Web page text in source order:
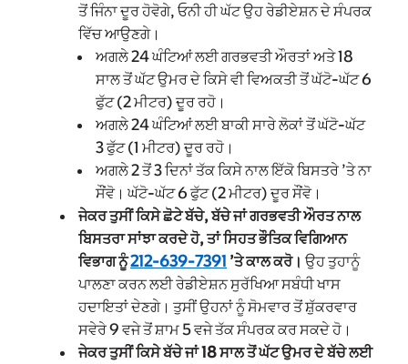
ਤੋਂ ਜਿੰਨਾ ਦੂਰ ਹੋਵੋਗੇ, ਓਨੀ ਹੀ ਘੱਟ ਉਹ ਰੇਡੀਏਸ਼ਨ ਦੇ ਸੰਪਰਕ
ਵਿੱਚ ਆਉਣਗੇ।
ਅਗਲੇ 24 ਘੰਟਿਆਂ ਲਈ ਗਰਭਵਤੀ ਔਰਤਾਂ ਅਤੇ 18
ਸਾਲ ਤੋਂ ਘੱਟ ਉਮਰ ਦੇ ਕਿਸੇ ਵੀ ਵਿਅਕਤੀ ਤੋਂ ਘੱਟੋ-ਘੱਟ 6
ਫੁੱਟ (2 ਮੀਟਰ) ਦੂਰ ਰਹੋ।
ਅਗਲੇ 24 ਘੰਟਿਆਂ ਲਈ ਬਾਕੀ ਸਾਰੇ ਲੋਕਾਂ ਤੋਂ ਘੱਟੋ-ਘੱਟ
3 ਫੁੱਟ (1 ਮੀਟਰ) ਦੂਰ ਰਹੋ।
ਅਗਲੇ 2 ਤੋਂ 3 ਦਿਨਾਂ ਤੱਕ ਕਿਸੇ ਨਾਲ ਇੱਕੋ ਬਿਸਤਰੇ ’ਤੇ ਨਾ
ਸੌਂਵੋ। ਘੱਟੋ-ਘੱਟ 6 ਫੁੱਟ (2 ਮੀਟਰ) ਦੂਰ ਸੌਂਵੋ।
ਜੇਕਰ ਤੁਸੀਂ ਕਿਸੇ ਛੋਟੇ ਬੱਚੇ, ਬੱਚੇ ਜਾਂ ਗਰਭਵਤੀ ਔਰਤ ਨਾਲ
ਬਿਸਤਰਾ ਸਾਂਝਾ ਕਰਦੇ ਹੋ, ਤਾਂ ਸਿਹਤ ਭੌਤਿਕ ਵਿਗਿਆਨ
ਵਿਭਾਗ ਨੂੰ212-639-7391 ’ਤੇ ਕਾਲ ਕਰੋ। ਉਹ ਤੁਹਾਨੂੰ
ਪਾਲਣਾ ਕਰਨ ਲਈ ਰੇਡੀਏਸ਼ਨ ਸੁਰੱਖਿਆ ਸਬੰਧੀ ਖਾਸ
ਹਦਾਇਤਾਂ ਦੇਣਗੇ। ਤੁਸੀਂ ਉਹਨਾਂ ਨੂੰ ਸੋਮਵਾਰ ਤੋਂ ਸ਼ੁੱਕਰਵਾਰ
ਸਵੇਰੇ 9 ਵਜੇ ਤੋਂ ਸ਼ਾਮ 5 ਵਜੇ ਤੱਕ ਸੰਪਰਕ ਕਰ ਸਕਦੇ ਹੋ।
ਜੇਕਰ ਤੁਸੀਂ ਕਿਸੇ ਬੱਚੇ ਜਾਂ 18 ਸਾਲ ਤੋਂ ਘੱਟ ਉਮਰ ਦੇ ਬੱਚੇ ਲਈ